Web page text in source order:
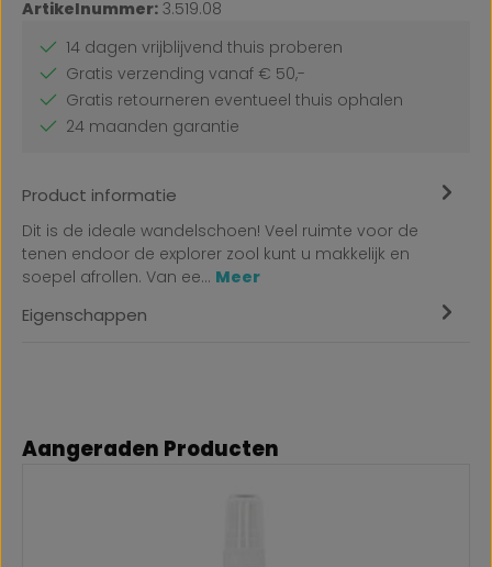
Artikelnummer: 3.519.08
14 dagen vrijblijvend thuis proberen
Gratis verzending vanaf € 50,-
Gratis retourneren eventueel thuis ophalen
24 maanden garantie
Product informatie
Dit is de ideale wandelschoen! Veel ruimte voor de
tenen endoor de explorer zool kunt u makkelijk en
soepel afrollen. Van ee… Meer
Eigenschappen
Productgalerij overslaan
Aangeraden Producten